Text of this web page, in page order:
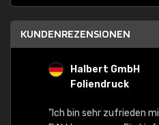
KUNDENREZENSIONEN
Halbert GmbH
Foliendruck
"Ich bin sehr zufrieden